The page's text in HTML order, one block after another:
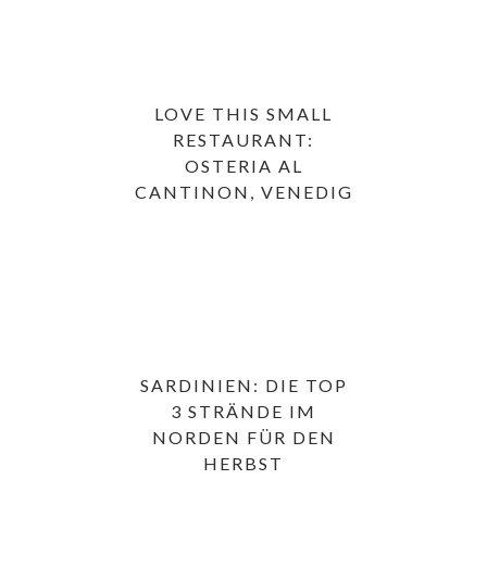
LOVE THIS SMALL
RESTAURANT:
OSTERIA AL
CANTINON, VENEDIG
SARDINIEN: DIE TOP
3 STRÄNDE IM
NORDEN FÜR DEN
HERBST